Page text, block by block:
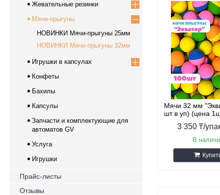
Мячи 32 мм
шт в уп) (цена
3 350 ₸/
В
Жевательные резинки
Мячи-прыгуны
НОВИНКИ Мячи-прыгуны 25мм
НОВИНКИ Мячи-прыгуны 32мм
Игрушки в капсулах
Конфеты
Бахилы
Капсулы
Запчасти и комплектующие для
автоматов GV
Услуга
Игрушки
Прайс-листы
Отзывы